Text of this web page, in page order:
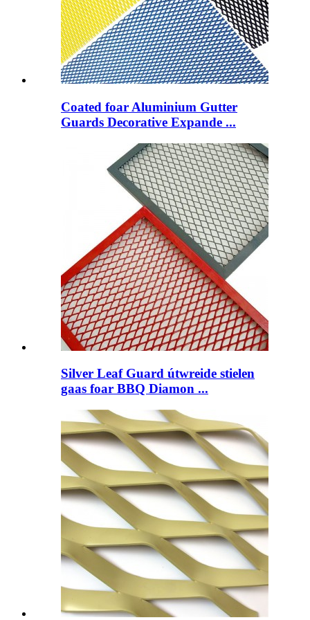
Coated foar Aluminium Gutter
Guards Decorative Expande ...
Silver Leaf Guard útwreide stielen
gaas foar BBQ Diamon ...